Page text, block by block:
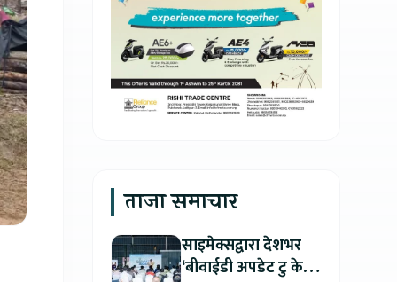
ताजा समाचार
साइमेक्सद्वारा देशभर
‘बीवाईडी अपडेट टु केयर